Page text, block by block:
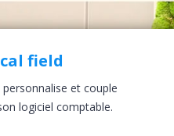
field
et couple
logiciel comptable.